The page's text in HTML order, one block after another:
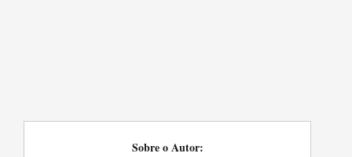
Sobre o Autor: